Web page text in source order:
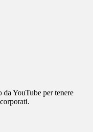
da YouTube per tenere